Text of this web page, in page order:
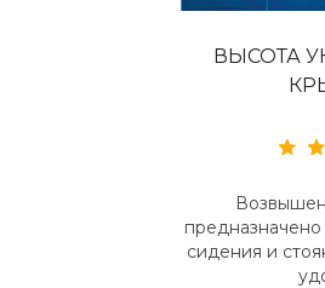
ВЫСОТА
сидения и